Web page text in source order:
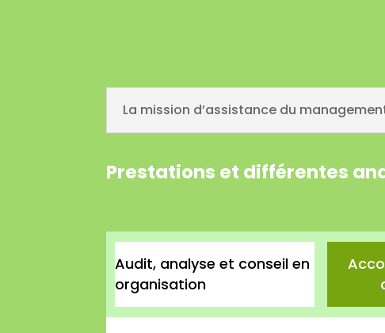
La mission d’assistance du
Prestations et différentes
Audit, analyse et conseil en
organisation